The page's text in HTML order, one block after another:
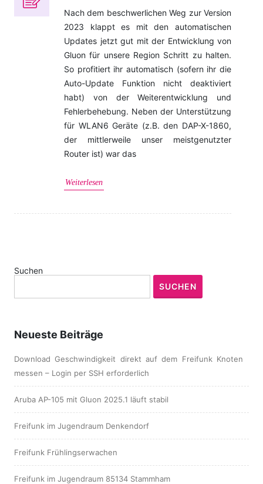
Nach dem beschwerlichen Weg zur Version
2023 klappt es mit den automatischen
Updates jetzt gut mit der Entwicklung von
Gluon für unsere Region Schritt zu halten.
So profitiert ihr automatisch (sofern ihr die
Auto-Update Funktion nicht deaktiviert
habt) von der Weiterentwicklung und
Fehlerbehebung. Neben der Unterstützung
für WLAN6 Geräte (z.B. den DAP-X-1860,
der mittlerweile unser meistgenutzter
Router ist) war das
Weiterlesen
Suchen
SUCHEN
Neueste Beiträge
Download Geschwindigkeit direkt auf dem Freifunk Knoten
messen – Login per SSH erforderlich
Aruba AP-105 mit Gluon 2025.1 läuft stabil
Freifunk im Jugendraum Denkendorf
Freifunk Frühlingserwachen
Freifunk im Jugendraum 85134 Stammham